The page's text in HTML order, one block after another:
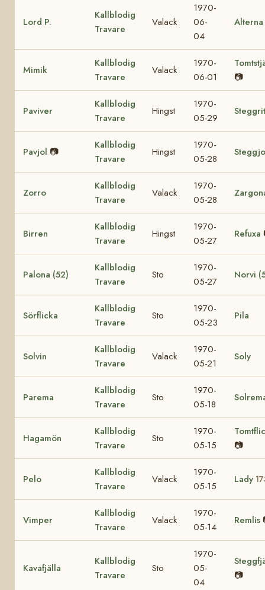
Lord P.
Kallblodig
Travare
Valack
1970-
06-
04
Alterna
Mimik
Kallblodig
Travare
Valack
1970-
06-01
📷
Paviver
Kallblodig
Travare
Hingst
1970-
05-29
Pavjol 📷
Kallblodig
Travare
Hingst
1970-
05-28
Zorro
Kallblodig
Travare
Valack
1970-
05-28
Birren
Kallblodig
Travare
Hingst
1970-
05-27
Refuxa
Palona (52)
Kallblodig
Travare
Sto
1970-
05-27
Norvi
Sörflicka
Kallblodig
Travare
Sto
1970-
05-23
Pila
Solvin
Kallblodig
Travare
Valack
1970-
05-21
Soly
Parema
Kallblodig
Travare
Sto
1970-
05-18
Hagamön
Kallblodig
Travare
Sto
1970-
05-15
📷
Pelo
Kallblodig
Travare
Valack
1970-
05-15
Lady
Vimper
Kallblodig
Travare
Valack
1970-
05-14
Remlis
Kavafjälla
Kallblodig
Travare
Sto
1970-
05-
04
📷